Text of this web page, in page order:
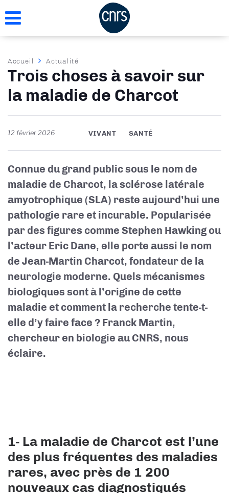
au
Fil
d'Ariane
Accueil Actualité
Trois choses à savoir sur
la maladie de Charcot
12 février 2026 VIVANT SANTÉ
Connue du grand public sous le nom de
maladie de Charcot, la sclérose latérale
amyotrophique (SLA) reste aujourd’hui une
pathologie rare et incurable. Popularisée
par des figures comme Stephen Hawking ou
l’acteur Eric Dane, elle porte aussi le nom
de Jean-Martin Charcot, fondateur de la
neurologie moderne. Quels mécanismes
biologiques sont à l’origine de cette
maladie et comment la recherche tente-t-
elle d’y faire face ? Franck Martin,
chercheur en biologie au CNRS, nous
éclaire.
1- La maladie de Charcot est l’une
des plus fréquentes des maladies
rares, avec près de 1 200
nouveaux cas diagnostiqués